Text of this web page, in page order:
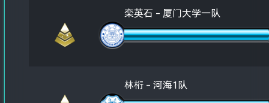
栾英石 - 厦门大学一队
林桁 - 河海1队